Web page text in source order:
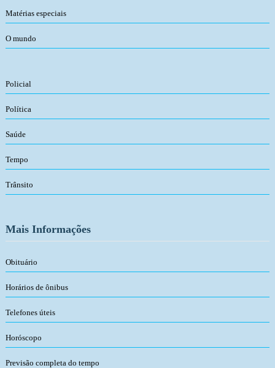
Matérias especiais
O mundo
Policial
Política
Saúde
Tempo
Trânsito
Mais Informações
Obituário
Horários de ônibus
Telefones úteis
Horóscopo
Previsão completa do tempo